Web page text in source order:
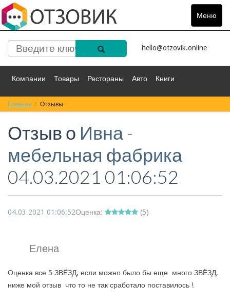
Меню
Toggle
hello@otzovik.online
Компании Товары Рестораны Авто Книги
Спорт Фильмы
Красота Здоровье Остальное
Главная Отзывы
Отзыв о Ивна -
мебельная фабрика
04.03.2021 01:06:52
04.03.2021 01:06:52Оценка: (5)
Елена
Оценка все 5 ЗВЁЗД, если можно было бы еще много ЗВЁЗД,
ниже мой отзыв что то не так сработало поставилось !